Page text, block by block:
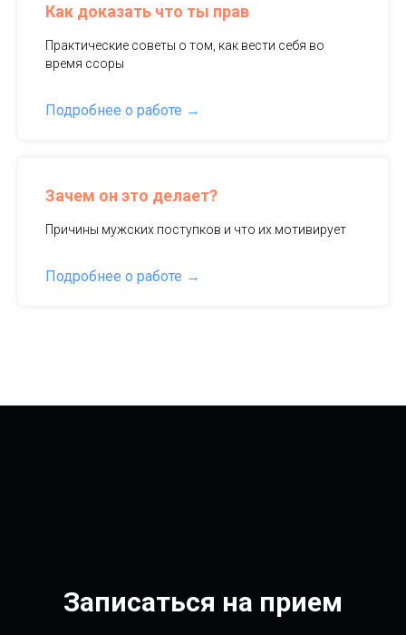
Как доказать что ты прав
Практические советы о том, как вести себя во
время ссоры
Подробнее о работе
Зачем он это делает?
Причины мужских поступков и что их мотивирует
Подробнее о работе
Записаться на прием